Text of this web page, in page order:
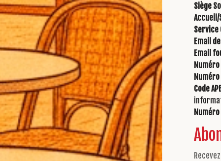
Siège
Service
Email
Email
Numéro
Numéro
Code